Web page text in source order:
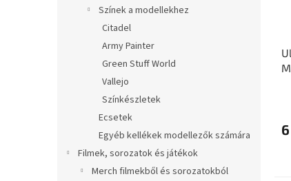
Színek a modellekhez
Citadel
Army Painter
Green Stuff World
Vallejo
Színkészletek
Ecsetek
Egyéb kellékek modellezők számára
Filmek, sorozatok és játékok
Merch filmekből és sorozatokból